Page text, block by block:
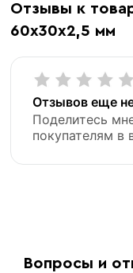
Отзывы к
60х30х2,5 мм
Отзывов еще
Поделитесь
покупателям в
Вопросы и